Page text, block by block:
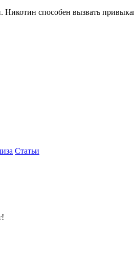
способен вызвать
Статьи